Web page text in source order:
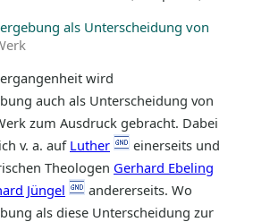
als Unterscheidung von
wird
auch als Unterscheidung von
zum Ausdruck gebracht. Dabei
v. a. auf Luther
einerseits und
Theologen Gerhard Ebeling
Jüngel
andererseits. Wo
als diese Unterscheidung zur